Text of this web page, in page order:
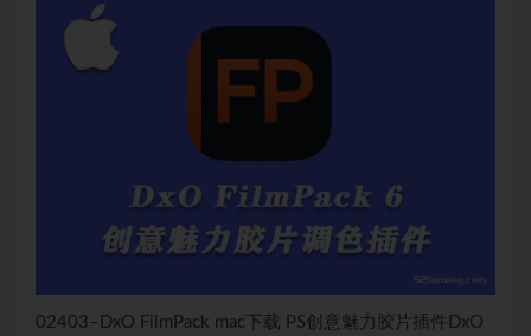
02403–DxO FilmPack mac下载 PS创意魅力胶片插件DxO